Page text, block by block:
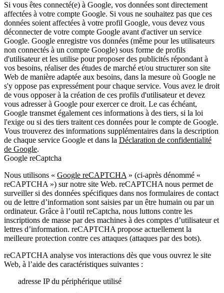
Si vous êtes connecté(e) à Google, vos données sont directement
affectées à votre compte Google. Si vous ne souhaitez pas que ces
données soient affectées à votre profil Google, vous devez vous
déconnecter de votre compte Google avant d'activer un service
Google. Google enregistre vos données (même pour les utilisateurs
non connectés à un compte Google) sous forme de profils
d'utilisateur et les utilise pour proposer des publicités répondant à
vos besoins, réaliser des études de marché et/ou structurer son site
Web de manière adaptée aux besoins, dans la mesure où Google ne
s'y oppose pas expressément pour chaque service. Vous avez le droit
de vous opposer à la création de ces profils d'utilisateur et devez
vous adresser à Google pour exercer ce droit. Le cas échéant,
Google transmet également ces informations à des tiers, si la loi
l'exige ou si des tiers traitent ces données pour le compte de Google.
Vous trouverez des informations supplémentaires dans la description
de chaque service Google et dans la Déclaration de confidentialité
de Google.
Google reCaptcha
Nous utilisons « Google reCAPTCHA » (ci-après dénommé «
reCAPTCHA ») sur notre site Web. reCAPTCHA nous permet de
surveiller si des données spécifiques dans nos formulaires de contact
ou de lettre d’information sont saisies par un être humain ou par un
ordinateur. Grâce à l’outil reCaptcha, nous luttons contre les
inscriptions de masse par des machines à des comptes d’utilisateur et
lettres d’information. reCAPTCHA propose actuellement la
meilleure protection contre ces attaques (attaques par des bots).
reCAPTCHA analyse vos interactions dès que vous ouvrez le site
Web, à l’aide des caractéristiques suivantes :
adresse IP du périphérique utilisé